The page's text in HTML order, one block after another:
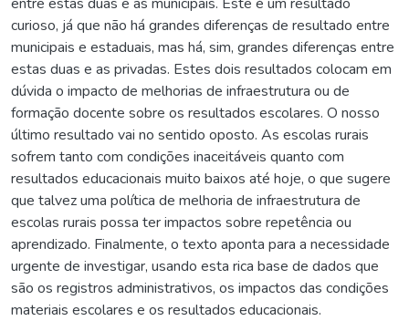
curioso, já que não há grandes diferenças de resultado entre
municipais e estaduais, mas há, sim, grandes diferenças entre
estas duas e as privadas. Estes dois resultados colocam em
dúvida o impacto de melhorias de infraestrutura ou de
formação docente sobre os resultados escolares. O nosso
último resultado vai no sentido oposto. As escolas rurais
sofrem tanto com condições inaceitáveis quanto com
resultados educacionais muito baixos até hoje, o que sugere
que talvez uma política de melhoria de infraestrutura de
escolas rurais possa ter impactos sobre repetência ou
aprendizado. Finalmente, o texto aponta para a necessidade
urgente de investigar, usando esta rica base de dados que
são os registros administrativos, os impactos das condições
materiais escolares e os resultados educacionais.